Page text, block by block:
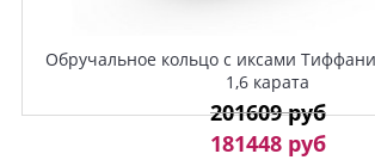
Обручальное кольцо с иксами
1,6 карата
201609 руб
181448 руб